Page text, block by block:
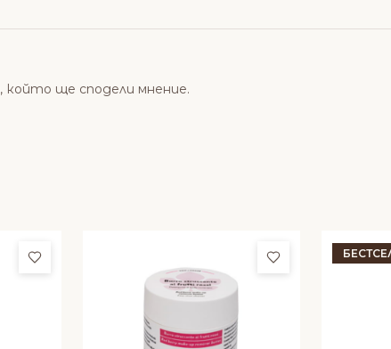
ще сподели мнение.
Добави в любими Добави в